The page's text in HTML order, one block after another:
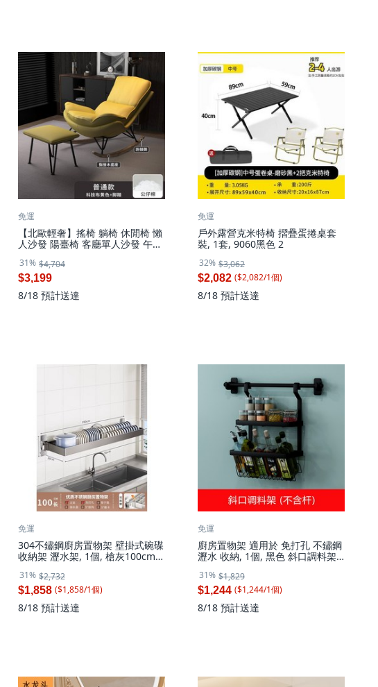
免運
【北歐輕奢】搖椅 躺椅 休閒椅 懶
人沙發 陽臺椅 客廳單人沙發 午睡
穩固承重 居家必備, 2件, 黃色
31% $4,704
$3,199
8/18 預計送達
免運
戶外露營克米特椅 摺疊蛋捲桌套
裝, 1套, 9060黑色 2
32% $3,062
$2,082 ($2,082/1個)
8/18 預計送達
免運
304不鏽鋼廚房置物架 壁掛式碗碟
收納架 瀝水架, 1個, 槍灰100cm
31% $2,732
$1,858 ($1,858/1個)
8/18 預計送達
免運
廚房置物架 適用於 免打孔 不鏽鋼
瀝水 收納, 1個, 黑色 斜口調料架 2
31% $1,829
$1,244 ($1,244/1個)
8/18 預計送達